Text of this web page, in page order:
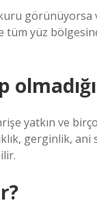
görünüyorsa
yüz
yatkın ve
gerginlik,